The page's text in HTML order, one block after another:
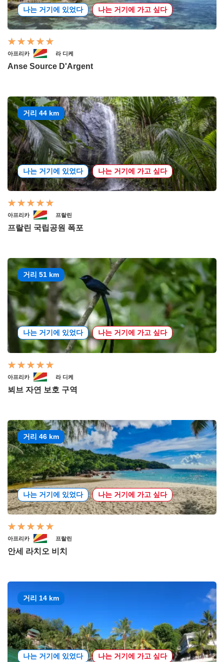
나는 거기에 있었다 나는 거기에 가고 싶다
아프리카 라 디케
Anse Source D'Argent
거리 44 km
나는 거기에 있었다 나는 거기에 가고 싶다
아프리카 프랄린
프랄린 국립공원 폭포
거리 51 km
나는 거기에 있었다 나는 거기에 가고 싶다
아프리카 라 디케
뵈브 자연 보호 구역
거리 46 km
나는 거기에 있었다 나는 거기에 가고 싶다
아프리카 프랄린
안세 라치오 비치
거리 14 km
나는 거기에 있었다 나는 거기에 가고 싶다